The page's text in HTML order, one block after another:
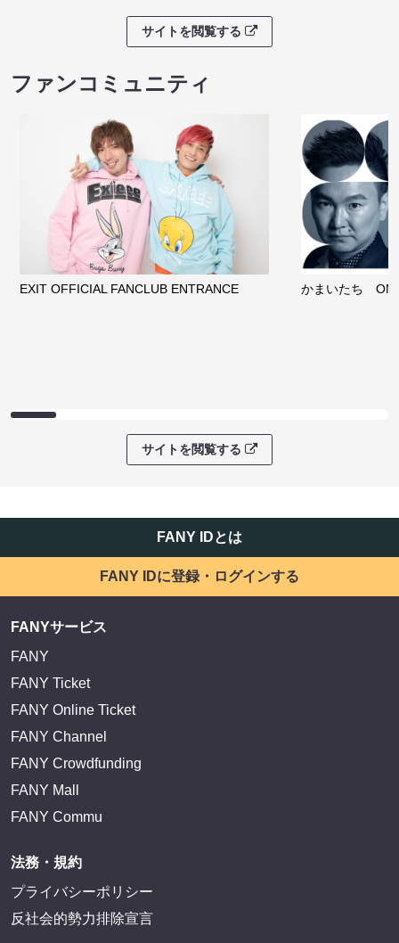
クラウドファンディング
サイトを閲覧する
ファンコミュニティ
EXIT OFFICIAL FANCLUB ENTRANCE
サイトを閲覧する
FANY Channel
FANY Crowdfunding
FANY Mall